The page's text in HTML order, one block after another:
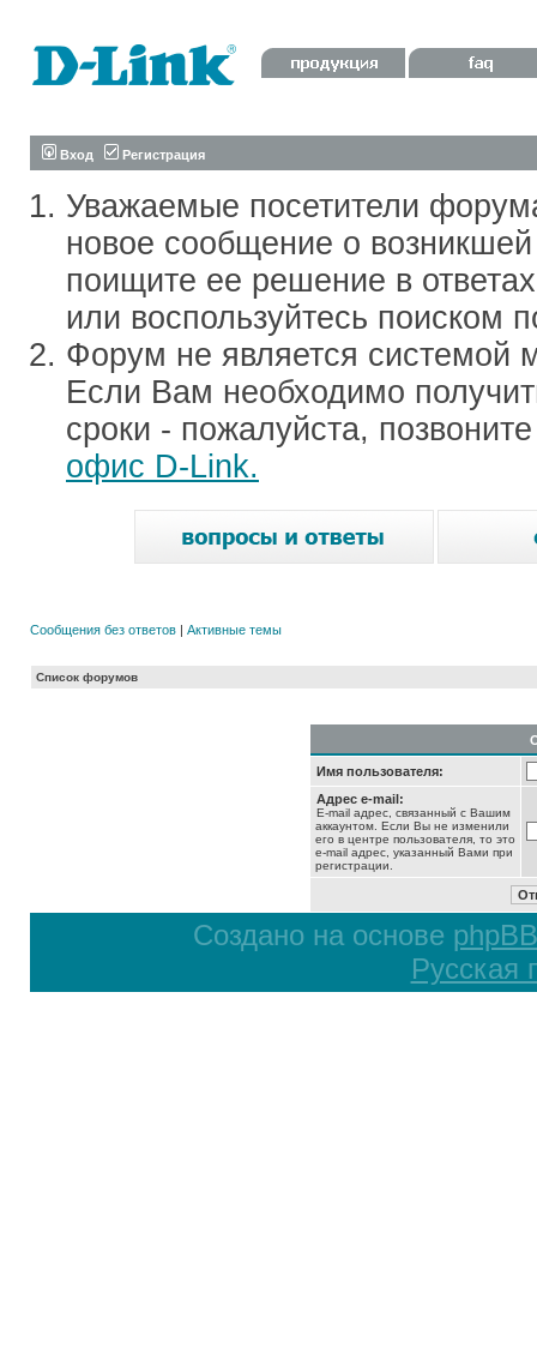
Вход Регистрация
Уважаемые посетители
новое сообщение о
поищите ее решение в
или воспользуйтесь поиском
Форум не является системой
Если Вам необходимо
сроки - пожалуйста,
офис D-Link.
Сообщения без ответов | Активные темы
Список форумов
Имя пользователя:
Адрес e-mail:
E-mail адрес, связанный с Вашим
аккаунтом. Если Вы не изменили
его в центре пользователя, то это
e-mail адрес, указанный Вами при
регистрации.
Создано на основе phpBB
Русская